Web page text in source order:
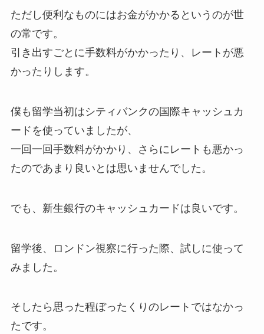
ただし便利なものにはお金がかかるというのが世
の常です。
引き出すごとに手数料がかかったり、レートが悪
かったりします。
僕も留学当初はシティバンクの国際キャッシュカ
ードを使っていましたが、
一回一回手数料がかかり、さらにレートも悪かっ
たのであまり良いとは思いませんでした。
でも、新生銀行のキャッシュカードは良いです。
留学後、ロンドン視察に行った際、試しに使って
みました。
そしたら思った程ぼったくりのレートではなかっ
たです。